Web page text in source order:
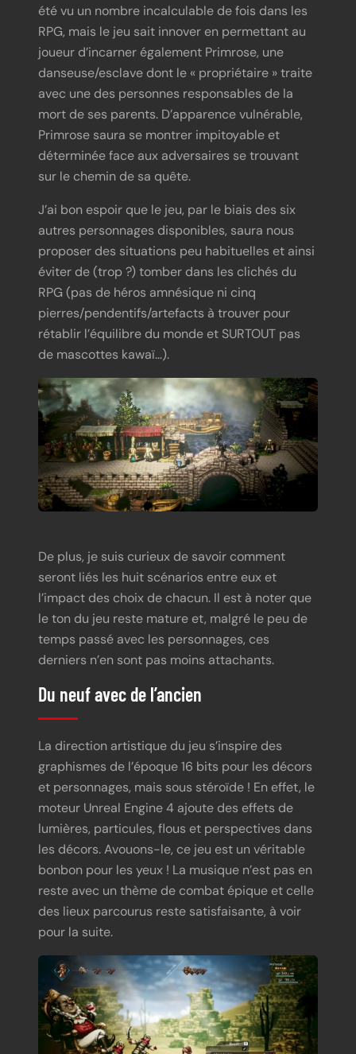
été vu un nombre incalculable de fois dans les
RPG, mais le jeu sait innover en permettant au
joueur d’incarner également Primrose, une
danseuse/esclave dont le « propriétaire » traite
avec une des personnes responsables de la
mort de ses parents. D’apparence vulnérable,
Primrose saura se montrer impitoyable et
déterminée face aux adversaires se trouvant
sur le chemin de sa quête.
J’ai bon espoir que le jeu, par le biais des six
autres personnages disponibles, saura nous
proposer des situations peu habituelles et ainsi
éviter de (trop ?) tomber dans les clichés du
RPG (pas de héros amnésique ni cinq
pierres/pendentifs/artefacts à trouver pour
rétablir l’équilibre du monde et SURTOUT pas
de mascottes kawaï…).
De plus, je suis curieux de savoir comment
seront liés les huit scénarios entre eux et
l’impact des choix de chacun. Il est à noter que
le ton du jeu reste mature et, malgré le peu de
temps passé avec les personnages, ces
derniers n’en sont pas moins attachants.
Du neuf avec de l’ancien
La direction artistique du jeu s’inspire des
graphismes de l’époque 16 bits pour les décors
et personnages, mais sous stéroïde ! En effet, le
moteur Unreal Engine 4 ajoute des effets de
lumières, particules, flous et perspectives dans
les décors. Avouons-le, ce jeu est un véritable
bonbon pour les yeux ! La musique n’est pas en
reste avec un thème de combat épique et celle
des lieux parcourus reste satisfaisante, à voir
pour la suite.